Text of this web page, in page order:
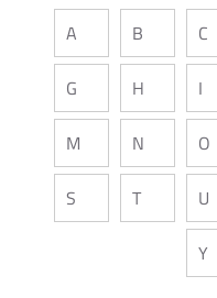
A B C
G H I
M N O
S T U
Y